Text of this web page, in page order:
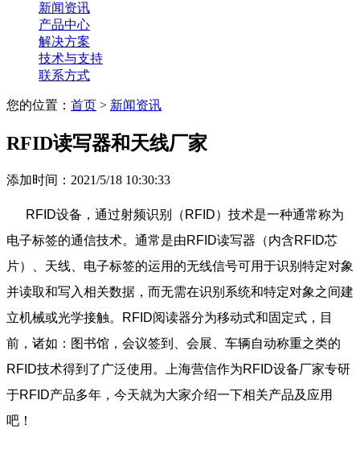
新闻资讯
产品中心
解决方案
技术与支持
联系方式
您的位置： 首页 > 新闻资讯
RFID读写器和天线厂家
添加时间：2021/5/18 10:30:33
RFID设备，通过射频识别（RFID）技术是一种通常称为
电子标签的通信技术。通常是由RFID读写器（内含RFID芯
片）、天线、电子标签的运用的无线信号可用于识别特定对象
并读取和写入相关数据，而无需在识别系统和特定对象之间建
立机械或光学接触。RFID阅读器分为移动式和固定式，目
前，诸如：图书馆，会议签到、会展、车辆自动称重之类的
RFID技术得到了广泛使用。上海营信作为RFID设备厂家专研
于RFID产品多年，今天就为大家介绍一下相关产品及应用
吧！